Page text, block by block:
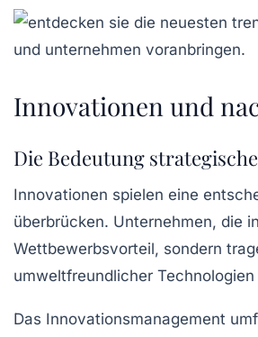
Innovationen und
Die Bedeutung
Innovationen spielen eine
überbrücken. Unternehmen, die
Wettbewerbsvorteil, sondern
umweltfreundlicher
Das Innovationsmanagement